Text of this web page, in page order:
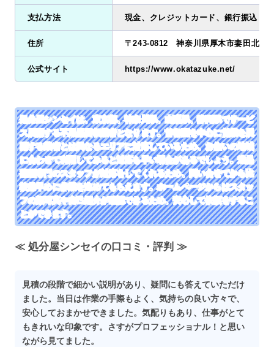
支払方法 現金、クレジットカード、銀行振込
住所 〒243-0812 神奈川県厚木市妻田北3-
公式サイト https://www.okatazuke.net/
処分屋シンセイは、東京都、神奈川県、山梨県、静岡県でサービ
ス展開する不用品回収業者となります。首都圏を中心に営業を展
開する業者とは異なるエリアに対応しているため、お住いの地域
に合わせて利用してみると対応も早い場合があるでしょう。遺品
整理専門のスタッフが対応をしてくれるため、問い合せてから比
較的早めに作業を進めてもらえます。ホームページからはスタッ
フの顔写真や自己紹介が確認できるため、安心して依頼をするこ
とができます。
≪ 処分屋シンセイの口コミ・評判 ≫
見積の段階で細かい説明があり、疑問にも答えていただけ
ました。当日は作業の手際もよく、気持ちの良い方々で、
安心しておまかせできました。気配りもあり、仕事がとて
もきれいな印象です。さすがプロフェッショナル！と思い
ながら見てました。